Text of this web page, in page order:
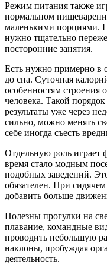
Режим питания также
нормальном
маленькими порциями.
нужно тщательно
посторонние занятия.
Есть нужно примерно в
до сна. Суточная
особенностям строения
человека. Такой
результаты уже через
сильно, можно менять
себе иногда съесть
Отдельную роль играет
время стало модным
подобных заведений.
обязателен. При
добавить больше
Полезны прогулки на
плавание, командные
проводить небольшую
наклоны, пробуждая
деятельность.